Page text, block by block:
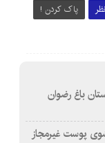
پاک کردن !
باغ رضوان
پوست غیرمجاز